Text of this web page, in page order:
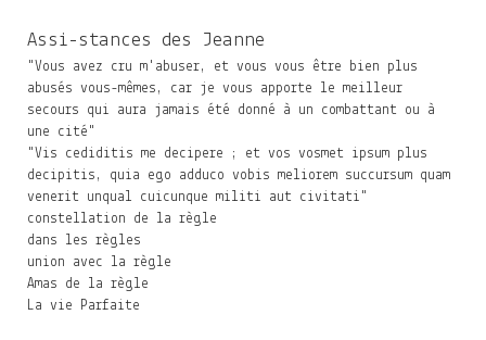
Assi-stances des Jeanne
"Vous avez cru m'abuser, et vous vous être bien plus
abusés vous-mêmes, car je vous apporte le meilleur
secours qui aura jamais été donné à un combattant ou à
une cité"
"Vis cediditis me decipere ; et vos vosmet ipsum plus
decipitis, quia ego adduco vobis meliorem succursum quam
venerit unqual cuicunque militi aut civitati"
constellation de la règle
dans les règles
union avec la règle
Amas de la règle
La vie Parfaite